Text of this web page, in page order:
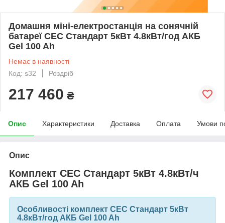
Домашня міні-електростанція на сонячній
батареї СЕС Стандарт 5кВт 4.8кВт/год АКБ
Gel 100 Ah
Немає в наявності
Код: s32
Роздріб
217 460 ₴
Опис Характеристики Доставка Оплата Умови
Опис
Комплект СЕС Стандарт 5кВт 4.8кВт/ч
АКБ Gel 100 Ah
Особливості комплект СЕС Стандарт 5кВт
4.8кВт/год АКБ Gel 100 Ah